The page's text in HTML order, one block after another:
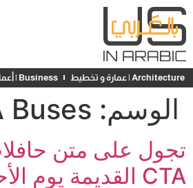
Architecture | عمارة و تخطيط Business | أعمال
الوسم: Buses
تجول على متن
CTA القديمة يوم الأحد